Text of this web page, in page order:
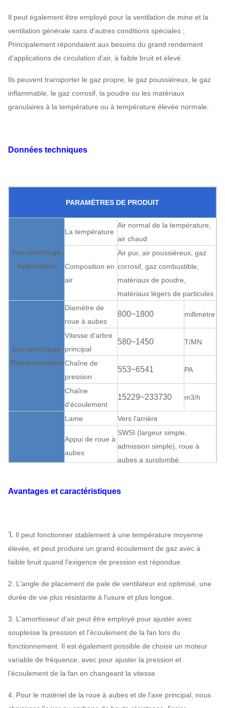
Il peut également être employé pour la ventilation de mine et la
ventilation générale sans d'autres conditions spéciales ;
Principalement répondaient aux besoins du grand rendement
d'applications de circulation d'air, à faible bruit et élevé.
Ils peuvent transporter le gaz propre, le gaz poussiéreux, le gaz
inflammable, le gaz corrosif, la poudre ou les matériaux
granulaires à la température ou à température élevée normale.
Données techniques
PARAMÈTRES DE PRODUIT
fan centrifuge
Application
La température
Air normal de la température,
air chaud
Composition en
air
Air pur, air poussiéreux, gaz
corrosif, gaz combustible,
matériaux de poudre,
matériaux légers de particules
fan centrifuge
Représentation
Diamètre de
roue à aubes
800~1800 millimètre
Vitesse d'arbre
principal
580~1450 T/MN
Chaîne de
pression
553~6541 PA
Chaîne
d'écoulement
15229~233730 m3/h
Structure
Lame Vers l'arrière
Appui de roue à
aubes
SWSI (largeur simple,
admission simple), roue à
aubes a surplombé.
Lubrification
Lubrification de bain
refroidissement
configuration
marque chinoise…
assigner
Q235, Q345, SS304,
DB685…
Q235, Q345, SS304,
SS316, HG785,
Avantages et caractéristiques
1. Il peut fonctionner stablement à une température moyenne
élevée, et peut produire un grand écoulement de gaz avec à
faible bruit quand l'exigence de pression est répondue.
2. L'angle de placement de pale de ventilateur est optimisé, une
durée de vie plus résistante à l'usure et plus longue.
3. L'amortisseur d'air peut être employé pour ajuster avec
souplesse la pression et l'écoulement de la fan lors du
fonctionnement. Il est également possible de choisir un moteur
variable de fréquence, avec pour ajuster la pression et
l'écoulement de la fan en changeant la vitesse.
4. Pour le matériel de la roue à aubes et de l'axe principal, nous